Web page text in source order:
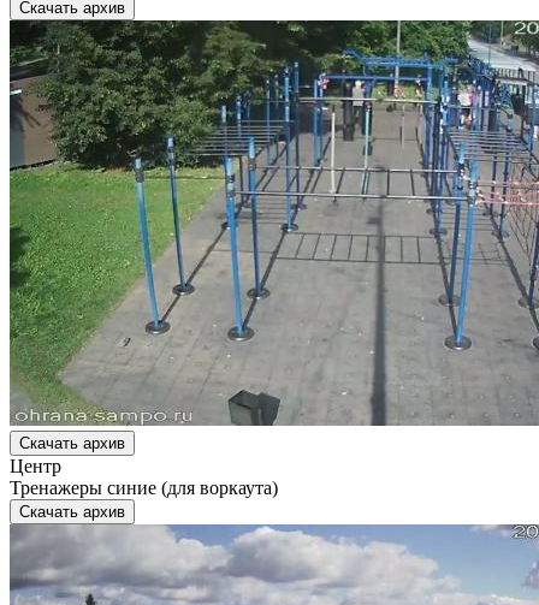
Скачать архив
Скачать архив
Центр
Тренажеры синие (для воркаута)
Скачать архив